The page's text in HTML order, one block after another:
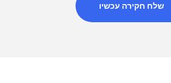
שלח חקירה עכשיו